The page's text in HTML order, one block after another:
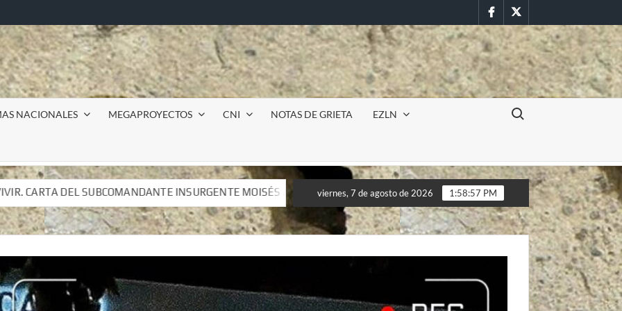
FacebookTwitter
NACIONALES MEGAPROYECTOS CNI NOTAS DE GRIETA EZLN
Buscar:
INSURGENTE MOISÉS A LUIS DE TAVIRA
Incursión militar en la UAEM (Morelos) durante paro estudiantil por
INSURGENTE MOISÉS A LUIS DE TAVIRA
Incursión militar en la UAEM (Morelos) durante paro estudiantil por
viernes, 7 de agosto de 2026 1:58:59 PM